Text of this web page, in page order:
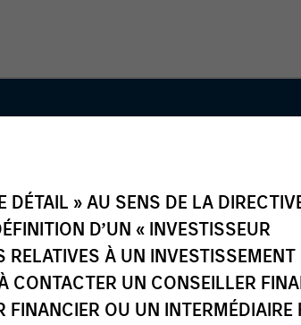
» AU SENS DE LA
D’UN « INVESTISSEUR
À UN
UN CONSEILLER
OU UN INTERMÉDIAIRE